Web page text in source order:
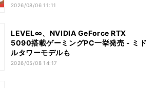
2026/08/06 11:11
LEVEL∞、NVIDIA GeForce RTX
5090搭載ゲーミングPC一挙発売 - ミド
ルタワーモデルも
2026/05/08 14:17